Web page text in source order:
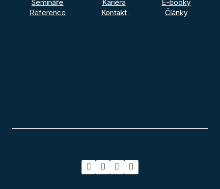
Semináře
Reference
Kariéra
Kontakt
E-booky
Články